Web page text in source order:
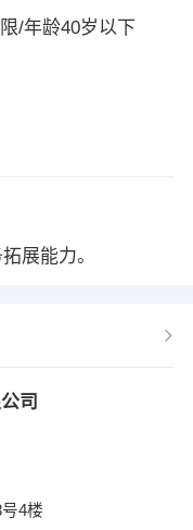
/年龄40岁以下
展能力。
司
4楼